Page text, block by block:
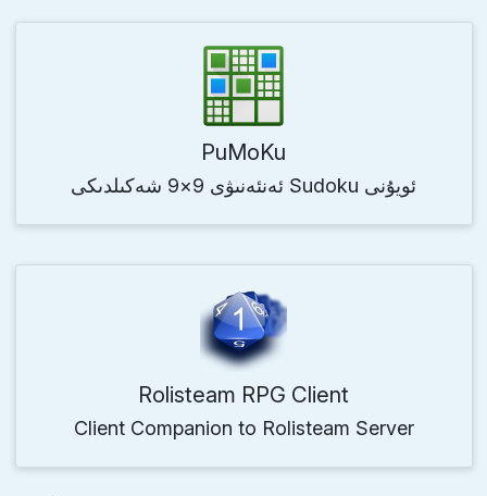
PuMoKu
ئەنئەنىۋى 9×9 شەكىلدىكى Sudoku ئويۇنى
Rolisteam RPG Client
Client Companion to Rolisteam Server